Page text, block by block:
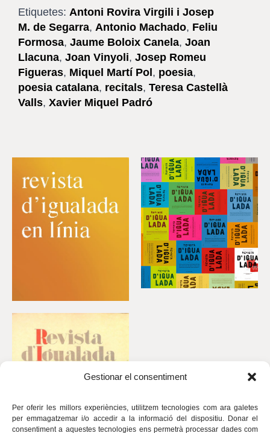
Gestionar el consentiment
Per oferir les millors experiències, utilitzem tecnologies com ara galetes
per emmagatzemar i/o accedir a la informació del dispositiu. Donar el
consentiment a aquestes tecnologies ens permetrà processar dades com
Etiquetes: Antoni Rovira Virgili i Josep
M. de Segarra, Antonio Machado, Feliu
Formosa, Jaume Boloix Canela, Joan
Llacuna, Joan Vinyoli, Josep Romeu
Figueras, Miquel Martí Pol , poesia,
poesia catalana, recitals, Teresa Castellà
Valls, Xavier Miquel Padró